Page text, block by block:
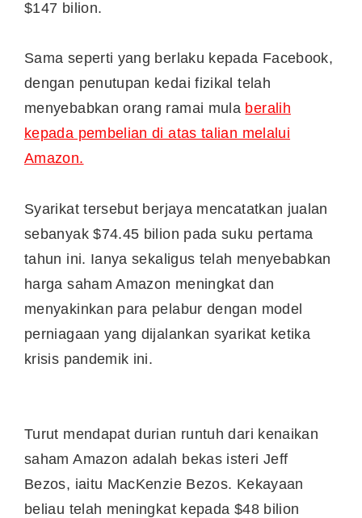
$147 bilion.
Sama seperti yang berlaku kepada Facebook,
dengan penutupan kedai fizikal telah
menyebabkan orang ramai mula beralih
kepada pembelian di atas talian melalui
Amazon.
Syarikat tersebut berjaya mencatatkan jualan
sebanyak $74.45 bilion pada suku pertama
tahun ini. Ianya sekaligus telah menyebabkan
harga saham Amazon meningkat dan
menyakinkan para pelabur dengan model
perniagaan yang dijalankan syarikat ketika
krisis pandemik ini.
Turut mendapat durian runtuh dari kenaikan
saham Amazon adalah bekas isteri Jeff
Bezos, iaitu MacKenzie Bezos. Kekayaan
beliau telah meningkat kepada $48 bilion